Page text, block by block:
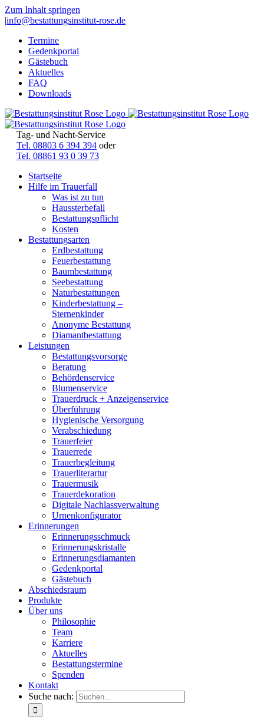
Zum Inhalt springen
|info@bestattungsinstitut-rose.de
Termine
Gedenkportal
Gästebuch
Aktuelles
FAQ
Downloads
Tag- und Nacht-Service
Tel. 08803 6 394 394 oder
Tel. 08861 93 0 39 73
Startseite
Hilfe im Trauerfall
Was ist zu tun
Haussterbefall
Bestattungspflicht
Kosten
Bestattungsarten
Erdbestattung
Feuerbestattung
Baumbestattung
Seebestattung
Naturbestattungen
Kinderbestattung –
Sternenkinder
Anonyme Bestattung
Diamantbestattung
Leistungen
Bestattungsvorsorge
Beratung
Behördenservice
Blumenservice
Trauerdruck + Anzeigenservice
Überführung
Hygienische Versorgung
Verabschiedung
Trauerfeier
Trauerrede
Trauerbegleitung
Trauerliterartur
Trauermusik
Trauerdekoration
Digitale Nachlassverwaltung
Urnenkonfigurator
Erinnerungen
Erinnerungsschmuck
Erinnerungskristalle
Erinnerungsdiamanten
Gedenkportal
Gästebuch
Abschiedsraum
Produkte
Über uns
Philosophie
Team
Karriere
Aktuelles
Bestattungstermine
Spenden
Kontakt
Suche nach: